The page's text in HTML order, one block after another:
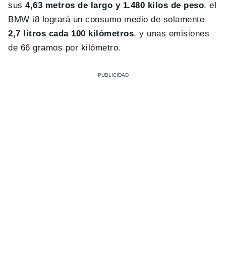
sus4,63 metros de largo y 1.480 kilos de peso, el
BMW i8 logrará un consumo medio de solamente
2,7 litros cada 100 kilómetros, y unas emisiones
de 66 gramos por kilómetro.